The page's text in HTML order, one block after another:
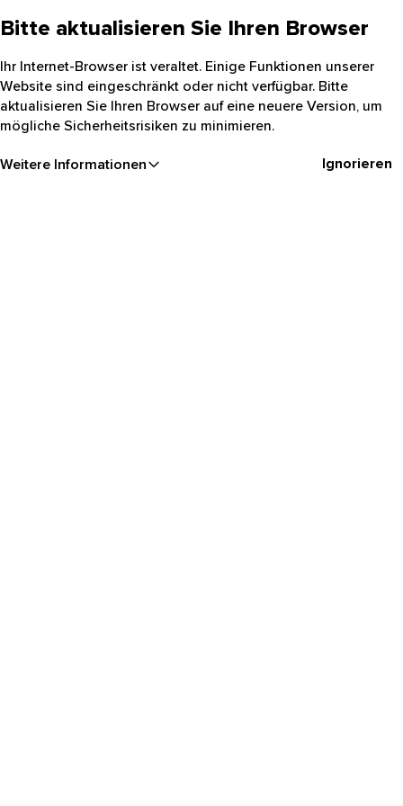
Bitte aktualisieren Sie Ihren Browser
Ihr Internet-Browser ist veraltet. Einige Funktionen unserer
Website sind eingeschränkt oder nicht verfügbar. Bitte
aktualisieren Sie Ihren Browser auf eine neuere Version, um
mögliche Sicherheitsrisiken zu minimieren.
Weitere Informationen Ignorieren